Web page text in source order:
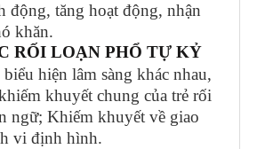
tăng hoạt động, nhận
khăn.
RỐI LOẠN PHỔ TỰ KỶ
hiện lâm sàng khác nhau,
khuyết chung của trẻ rối
ngữ; Khiếm khuyết về giao
vi định hình.